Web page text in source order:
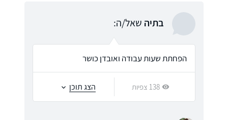
בתיה שאל/ה:
הפחתת שעות עבודה ואובדן כושר
138 צפיות הצג תוכן